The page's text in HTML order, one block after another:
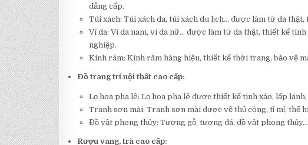
đẳng cấp.
Túi xách: Túi xách da, túi xách du lịch… được làm từ da
Ví da: Ví da nam, ví da nữ… được làm từ da thật, thiết kế
nghiệp.
Kính râm: Kính râm hàng hiệu, thiết kế thời trang, bảo vệ
Đồ trang trí nội thất cao cấp:
Lọ hoa pha lê: Lọ hoa pha lê được thiết kế tinh xảo, lấp
Tranh sơn mài: Tranh sơn mài được vẽ thủ công, tỉ mỉ, thể
Đồ vật phong thủy: Tượng gỗ, tượng đá, đồ vật phong
Rượu vang, trà cao cấp: